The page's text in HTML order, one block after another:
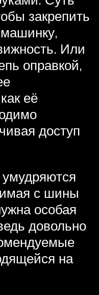
закрепить
Или
оправкой,
её
доступ
с шины
особая
довольно
на